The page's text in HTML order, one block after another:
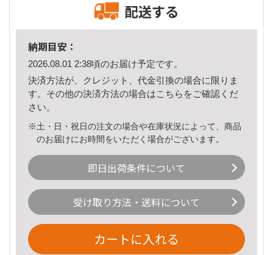
配送する
納期目安：
2026.08.01 2:38頃のお届け予定です。
決済方法が、クレジット、代金引換の場合に限りま
す。その他の決済方法の場合はこちら をご確認くだ
さい。
※土・日・祝日の注文の場合や在庫状況によって、商品
のお届けにお時間をいただく場合がございます。
即日出荷条件について
受け取り方法・送料について
カートに入れる